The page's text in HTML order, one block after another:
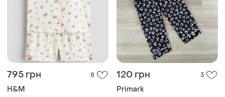
795 грн 8
H&M
120 грн 3
Primark